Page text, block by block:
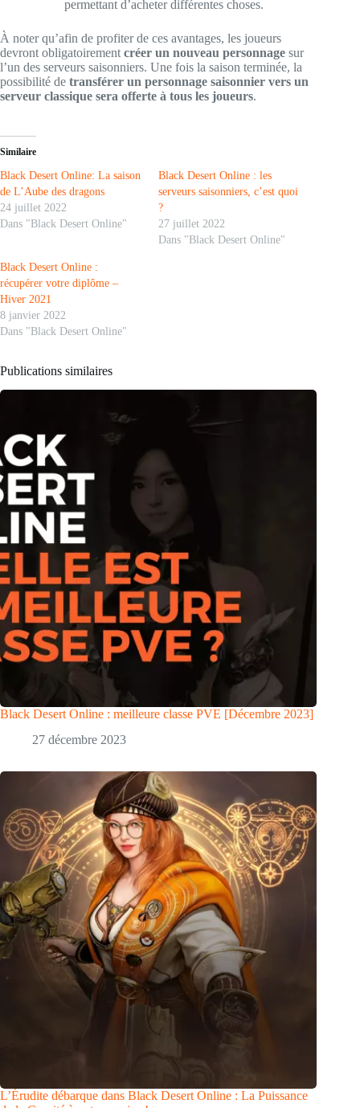
permettant d’acheter différentes choses.
À noter qu’afin de profiter de ces avantages, les joueurs
devront obligatoirement créer un nouveau personnage sur
l’un des serveurs saisonniers. Une fois la saison terminée, la
possibilité de transférer un personnage saisonnier vers un
serveur classique sera offerte à tous les joueurs.
Similaire
Black Desert Online: La saison
de L’Aube des dragons
24 juillet 2022
Dans "Black Desert Online"
Black Desert Online : les
serveurs saisonniers, c’est quoi
?
27 juillet 2022
Dans "Black Desert Online"
Black Desert Online :
récupérer votre diplôme –
Hiver 2021
8 janvier 2022
Dans "Black Desert Online"
Publications similaires
Black Desert Online : meilleure classe PVE [Décembre 2023]
27 décembre 2023
L’Érudite débarque dans Black Desert Online : La Puissance